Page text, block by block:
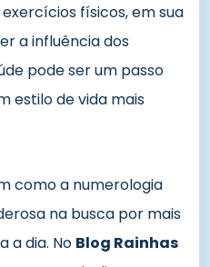
físicos, em sua
a influência dos
pode ser um passo
estilo de vida mais
como a numerologia
na busca por mais
a dia. No Blog Rainhas